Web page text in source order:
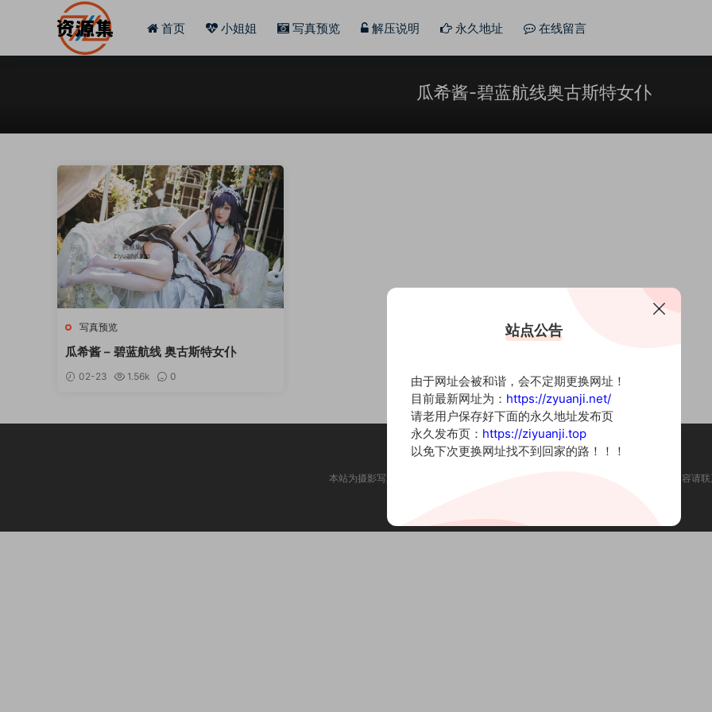
首页 小姐姐 写真预览 解压说明 永久地址 在线留言
瓜希酱-碧蓝航线奥古斯特女仆
写真预览
瓜希酱 – 碧蓝航线 奥古斯特女仆
02-23 1.56k 0
本站为摄影写真图片网站，内容来自网络收集整理，仅作个人学习使用。如有违法内容请
站点公告
由于网址会被和谐，会不定期更换网址！
目前最新网址为： https://zyuanji.net/
请老用户保存好下面的永久地址发布页
永久发布页： https://ziyuanji.top
以免下次更换网址找不到回家的路！！！